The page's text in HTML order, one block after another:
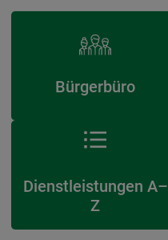
Bürgerbüro
Dienstleistungen A–
Z